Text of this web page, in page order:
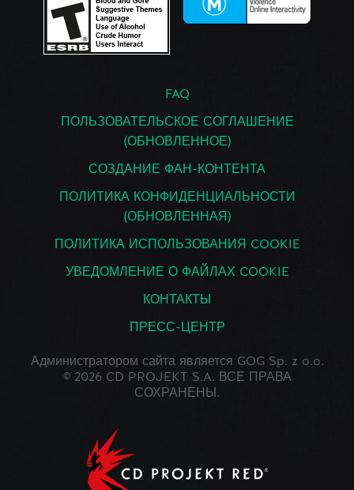
FAQ
ПОЛЬЗОВАТЕЛЬСКОЕ СОГЛАШЕНИЕ
(ОБНОВЛЕННОЕ)
СОЗДАНИЕ ФАН-КОНТЕНТА
ПОЛИТИКА КОНФИДЕНЦИАЛЬНОСТИ
(ОБНОВЛЕННАЯ)
ПОЛИТИКА ИСПОЛЬЗОВАНИЯ COOKIE
УВЕДОМЛЕНИЕ О ФАЙЛАХ COOKIE
КОНТАКТЫ
ПРЕСС-ЦЕНТР
Администратором сайта является GOG Sp. z o.o.
© 2026 CD PROJEKT S.A. ВСЕ ПРАВА
СОХРАНЕНЫ.